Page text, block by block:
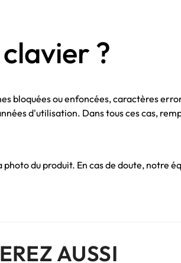
?
bloquées ou enfoncées, caractères
d'utilisation. Dans tous ces cas,
du produit. En cas de doute, notre
AUSSI